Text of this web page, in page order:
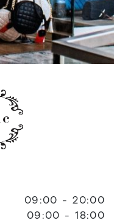
09:00 -20:00
09:00 -18:00